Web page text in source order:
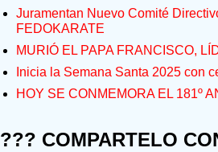
Juramentan Nuevo Comité
FEDOKARATE
MURIÓ EL PAPA FRANCISCO,
Inicia la Semana Santa 2025 con
HOY SE CONMEMORA EL 181º
??? COMPARTELO